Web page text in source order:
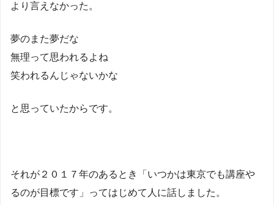
より言えなかった。
夢のまた夢だな
無理って思われるよね
笑われるんじゃないかな
と思っていたからです。
それが２０１７年のあるとき「いつかは東京でも講座や
るのが目標です」ってはじめて人に話しました。